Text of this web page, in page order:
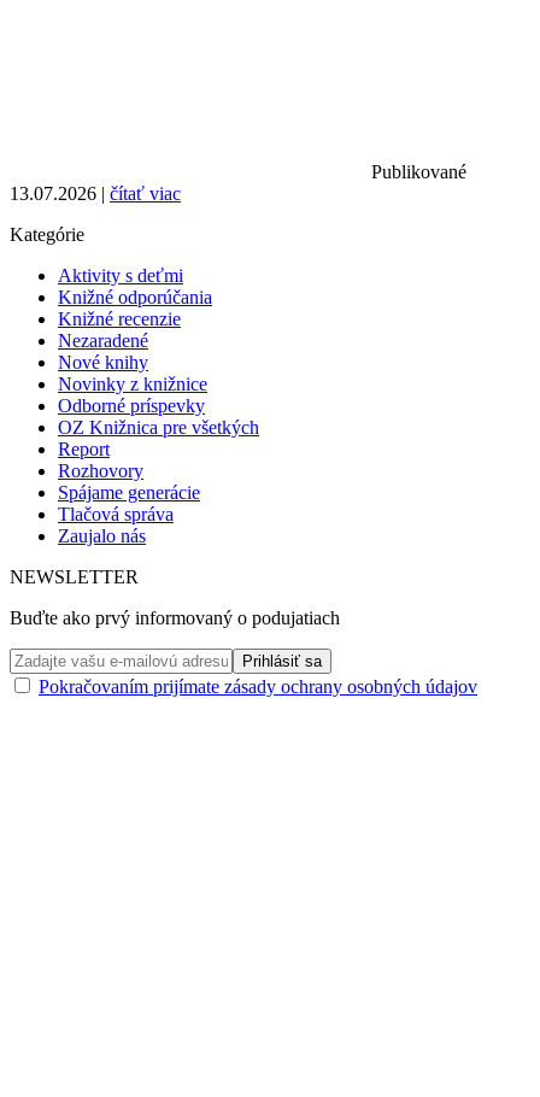
Publikované
13.07.2026 | čítať viac
Kategórie
Aktivity s deťmi
Knižné odporúčania
Knižné recenzie
Nezaradené
Nové knihy
Novinky z knižnice
Odborné príspevky
OZ Knižnica pre všetkých
Report
Rozhovory
Spájame generácie
Tlačová správa
Zaujalo nás
NEWSLETTER
Buďte ako prvý informovaný o podujatiach
Pokračovaním prijímate zásady ochrany osobných údajov